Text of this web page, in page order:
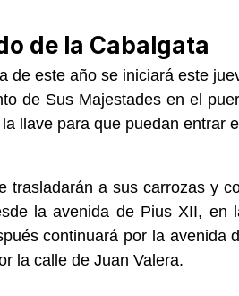
de la Cabalgata
de este año se iniciará este
de Sus Majestades en el
llave para que puedan entrar
trasladarán a sus carrozas y
la avenida de Pius XII, en
continuará por la avenida
la calle de Juan Valera.